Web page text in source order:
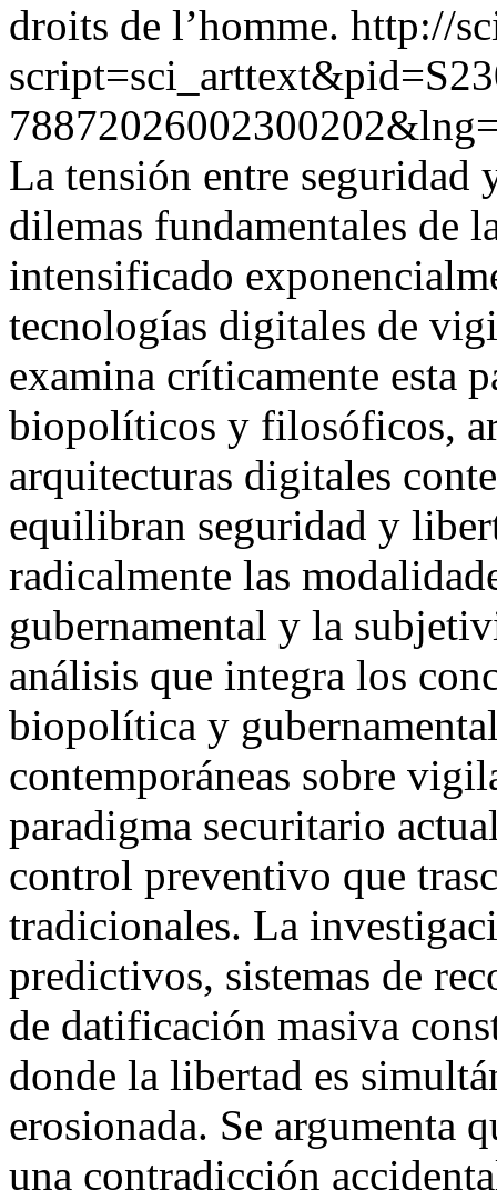
droits de l’homme. http://
La tensión entre
dilemas fundamentales de
intensificado
tecnologías digitales de
examina críticamente esta
biopolíticos y filosóficos,
arquitecturas digitales
equilibran seguridad y
radicalmente las
gubernamental y la
análisis que integra los
biopolítica y
contemporáneas sobre
paradigma securitario
control preventivo que
tradicionales. La
predictivos, sistemas de
de datificación masiva
donde la libertad es
erosionada. Se argumenta
una contradicción